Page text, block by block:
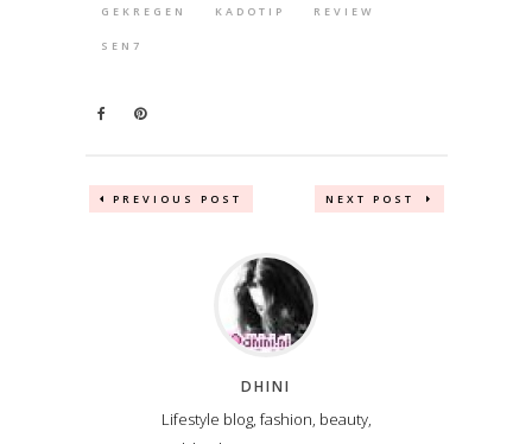
GEKREGEN KADOTIP REVIEW
SEN7
PREVIOUS POST NEXT POST
DHINI
Lifestyle blog, fashion, beauty,